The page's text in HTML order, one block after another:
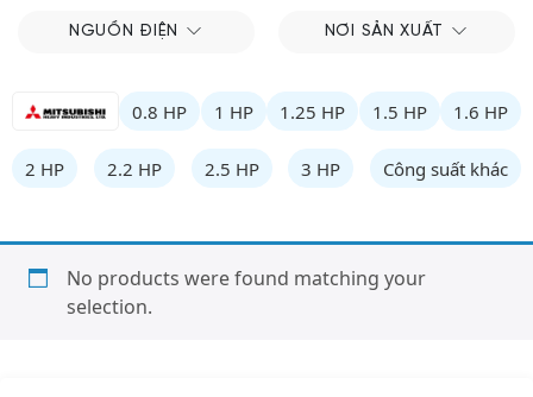
NGUỒN ĐIỆN NƠI SẢN XUẤT
0.8 HP 1 HP 1.25 HP 1.5 HP 1.6 HP
2 HP 2.2 HP 2.5 HP 3 HP Công suất khác
No products were found matching your
selection.